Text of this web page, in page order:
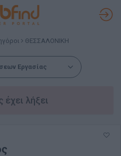
ΘΕΣΣΑΛΟΝΙΚΗ
Εργασίας
έχει λήξει